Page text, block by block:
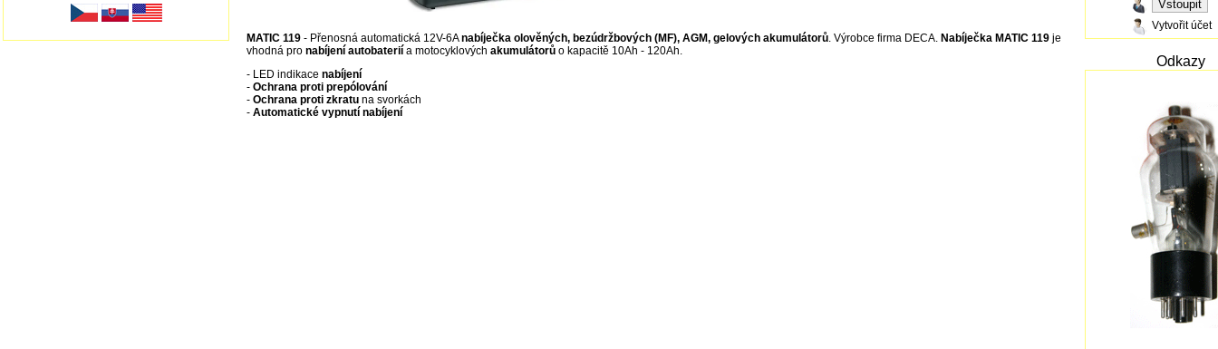
MATIC 119 - Přenosná automatická 12V-6Anabíječka olověných, bezúdržbových (MF), AGM, gelových akumulátorů. Výrobce firma DECA. Nabíječka MATIC 119 je
vhodná pro nabíjení autobaterií a motocyklových akumulátorů o kapacitě 10Ah - 120Ah.
- LED indikace nabíjení
- Ochrana proti prepólování
- Ochrana proti zkratu na svorkách
- Automatické vypnutí nabíjení
Vytvořit účet
Odkazy